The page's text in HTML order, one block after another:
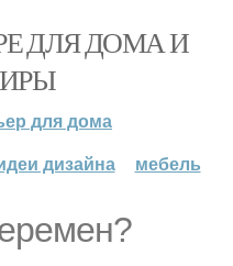
ДЛЯ ДОМА И
для дома
дизайна мебель